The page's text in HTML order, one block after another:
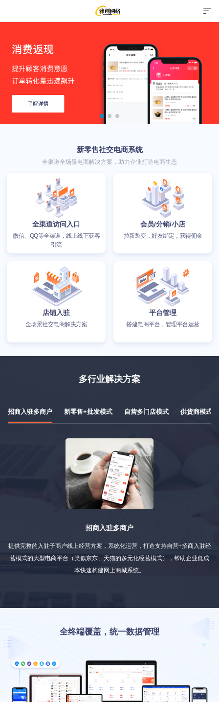
新零售社交电商系统
全渠道全场景电商解决方案，助力企业打造电商生态
全渠道访问入口
微信、QQ等全渠道，线上线下获客
引流
会员/分销/小店
拉新裂变，好友绑定，获得佣金
店铺入驻
全场景社交电商解决方案
平台管理
搭建电商平台，管理平台运营
多行业解决方案
招商入驻多商户 新零售+批发模式 自营多门店模式 供货商模式
招商入驻多商户
提供完整的入驻子商户线上经营方案，系统化运营，打造支持自营+招商入驻经
营模式的大型电商平台（类似京东、天猫的多元化经营模式），帮助企业低成
本快速构建网上商城系统。
全终端覆盖，统一数据管理